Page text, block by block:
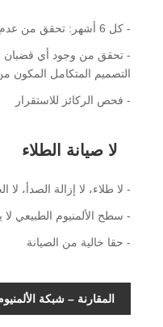
- كل 6 أشهر: تحقق من عدم تراكم الحطام بين القضبان
- تحقق من وجود أي قضبان
التصميم المتكامل المكون
- فحص الركائز للاستقرار
لا صيانة الطلاء
- لا طلاء، لا إزالة الصدأ، لا
- سطح الألمنيوم الطبيعي لا
- حقا خالية من الصيانة
المقارنة – شبكة
ميزة
لوحة
صريف